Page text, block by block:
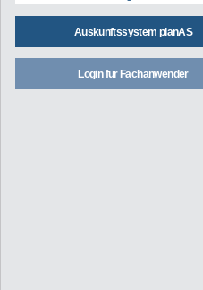
Auskunftssystem planAS
Login für Fachanwender